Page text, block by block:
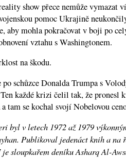
show přece nemůže vymazat
pomoc Ukrajině
aby mohla pokračovat v boji po
vztahu s Washingtonem.
na škodu.
schůzce Donalda Trumpa s
každé krizi čelil tak, že pronesl
a tam se kochal svojí Nobelovou
byl v letech 1972 až 1979
Publikoval jedenáct knih a
je sloupkařem deníku Asharq Al-